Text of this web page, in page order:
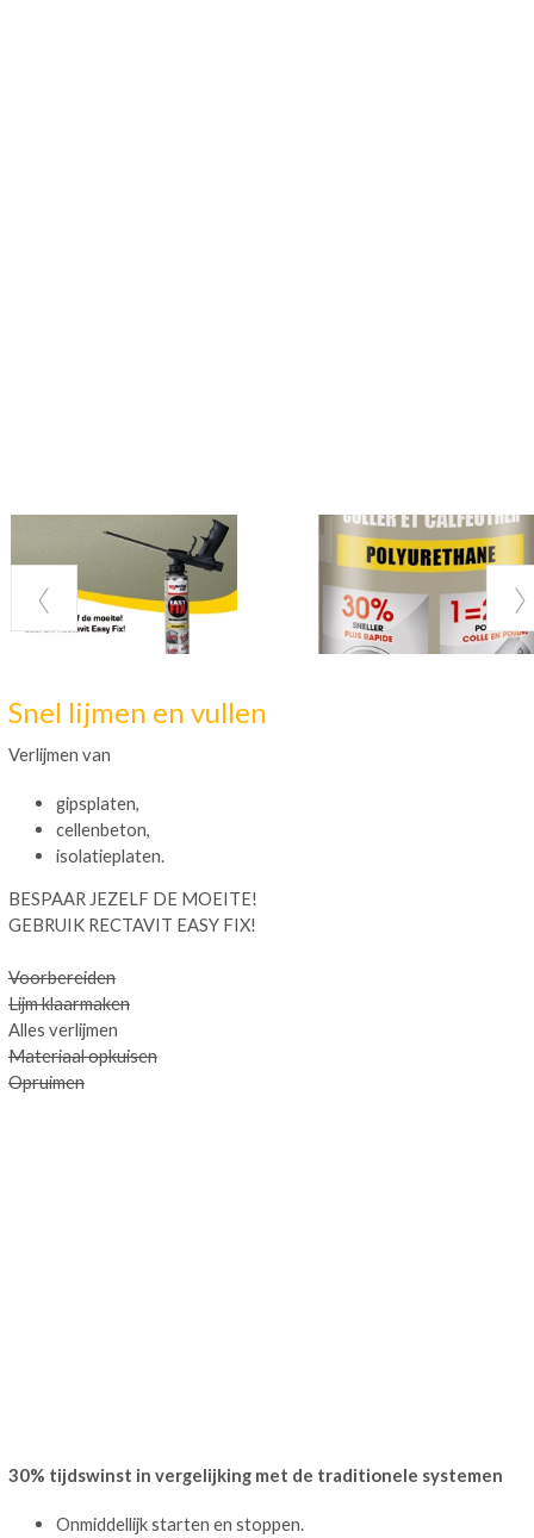
Snel lijmen en vullen
Verlijmen van
gipsplaten,
cellenbeton,
isolatieplaten.
BESPAAR JEZELF DE MOEITE!
GEBRUIK RECTAVIT EASY FIX!
Voorbereiden
Lijm klaarmaken
Alles verlijmen
Materiaal opkuisen
Opruimen
30% tijdswinst in vergelijking met de traditionele systemen
Onmiddellijk starten en stoppen.